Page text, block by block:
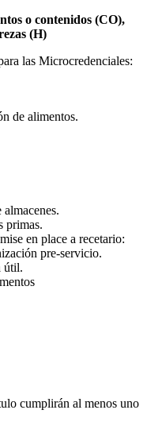
o contenidos (CO),
(H)
las Microcredenciales:
de alimentos.
primas.
en place a recetario:
pre-servicio.
útil.
cumplirán al menos uno